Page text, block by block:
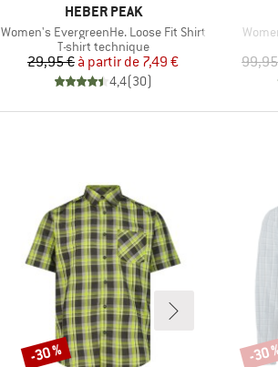
MARQUE
HEBER PEAK
Article
Women's EvergreenHe. Loose Fit Shirt
Product group
T-shirt technique
Prix
29,95 € Prix réduit
à partir de 7,49 €
4,4(30)
Article
Remise
-30 % -30